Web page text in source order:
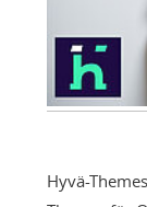
Hyvä-